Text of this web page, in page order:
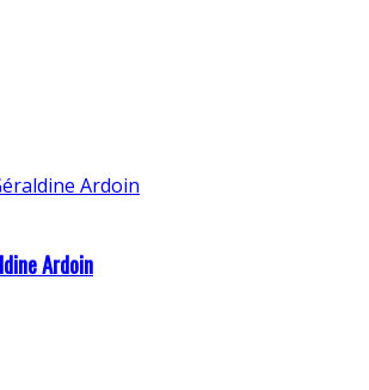
Ardoin